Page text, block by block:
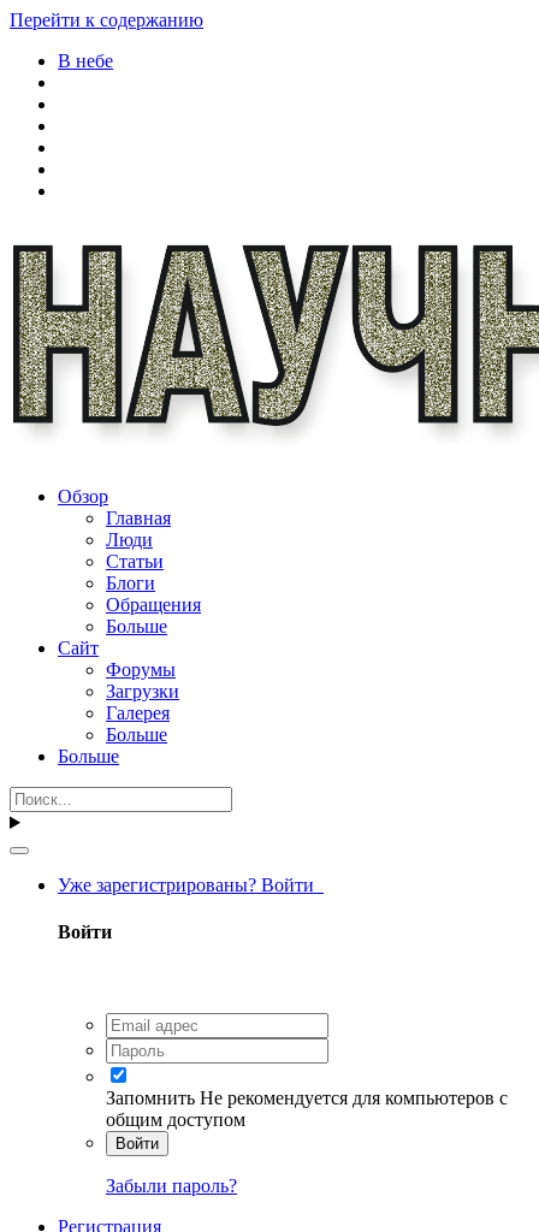
Перейти к содержанию
В небе
Обзор
Главная
Люди
Статьи
Блоги
Обращения
Больше
Сайт
Форумы
Загрузки
Галерея
Больше
Больше
Уже зарегистрированы? Войти
Войти
Запомнить Не рекомендуется для компьютеров с
общим доступом
Войти
Забыли пароль?
Регистрация